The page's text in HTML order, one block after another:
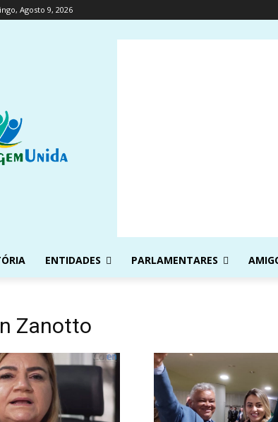
Agosto 9, 2026
ENTIDADES PARLAMENTARES
Zanotto